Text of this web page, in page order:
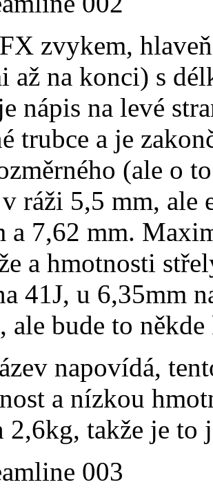
zvykem,
až na konci) s
nápis na levé
trubce a je
(ale o
ráži 5,5 mm,
a 7,62 mm.
a hmotnosti
41J, u 6,35mm
ale bude to
napovídá,
a nízkou
2,6kg, takže je to